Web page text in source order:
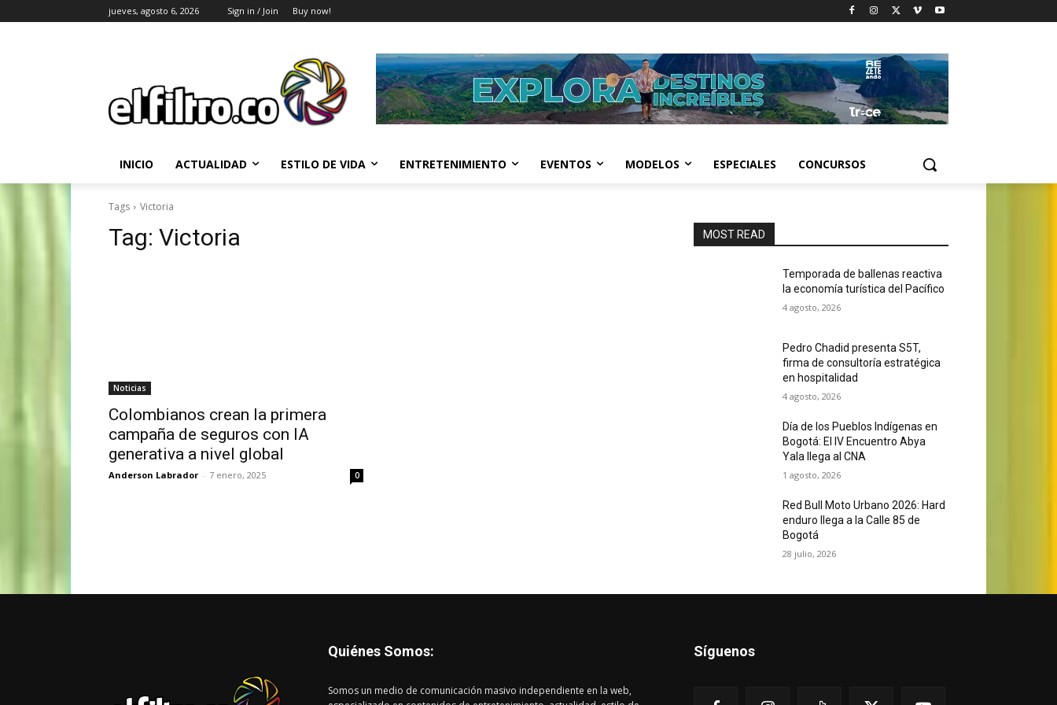
jueves, agosto 6, 2026 Sign in / Join Buy now!
INICIO ACTUALIDAD ESTILO DE VIDA ENTRETENIMIENTO EVENTOS MODELOS ESPECIALES CONCURSOS
Tags Victoria
Tag: Victoria
Noticias
Colombianos crean la primera
campaña de seguros con IA
generativa a nivel global
Anderson Labrador - 7 enero, 2025 0
MOST READ
Temporada de ballenas reactiva
la economía turística del Pacífico
4 agosto, 2026
Pedro Chadid presenta S5T,
firma de consultoría estratégica
en hospitalidad
4 agosto, 2026
Día de los Pueblos Indígenas en
Bogotá: El IV Encuentro Abya
Yala llega al CNA
1 agosto, 2026
Red Bull Moto Urbano 2026: Hard
enduro llega a la Calle 85 de
Bogotá
28 julio, 2026
Quiénes Somos:
Somos un medio de comunicación masivo independiente en la web,
Síguenos